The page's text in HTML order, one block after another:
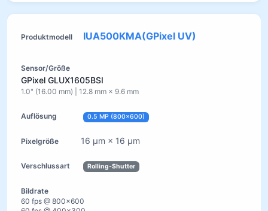
IUA500KMA(GPixel UV)
GPixel GLUX1605BSI
1.0" (16.00 mm) | 12.8 mm × 9.6 mm
0.5 MP (800×600)
16 µm × 16 µm
Rolling-Shutter
60 fps @ 800×600